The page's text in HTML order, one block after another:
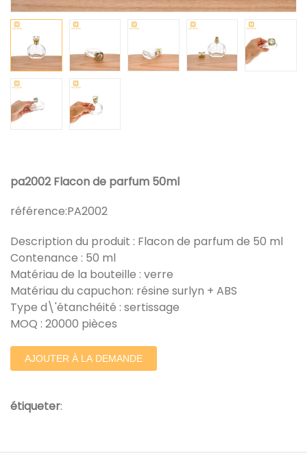
pa2002 Flacon de parfum 50ml
référence:PA2002
Description du produit : Flacon de parfum de 50 ml
Contenance : 50 ml
Matériau de la bouteille : verre
Matériau du capuchon: résine surlyn + ABS
Type d\'étanchéité : sertissage
MOQ : 20000 pièces
AJOUTER À LA DEMANDE
étiqueter: